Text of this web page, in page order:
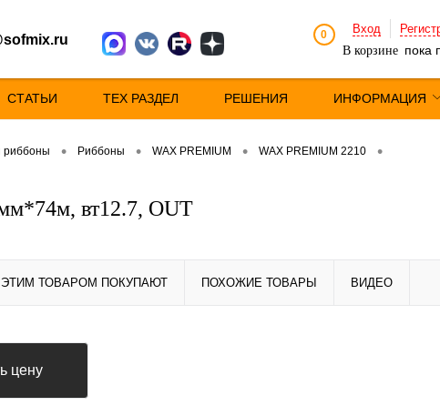
0 Вход
В корзине пока
СТАТЬИ ТЕХ РАЗДЕЛ РЕШЕНИЯ ИНФОРМАЦИЯ
риббоны • Риббоны • WAX PREMIUM • WAX PREMIUM 2210 •
вт12.7, OUT
ТОВАРОМ ПОКУПАЮТ ПОХОЖИЕ ТОВАРЫ ВИДЕО